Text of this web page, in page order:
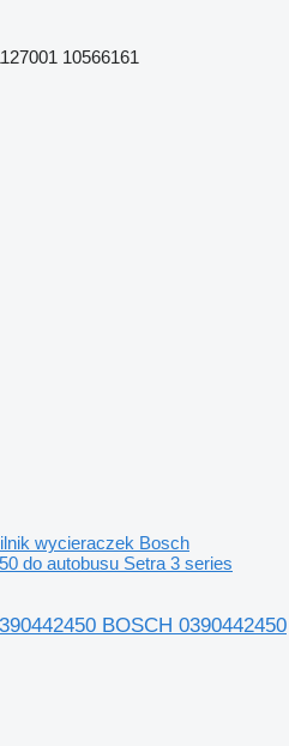
10566161
wycieraczek Bosch
do autobusu Setra 3 series
BOSCH 0390442450